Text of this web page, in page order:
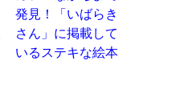
発見！「いばらき
さん」に掲載して
いるステキな絵本